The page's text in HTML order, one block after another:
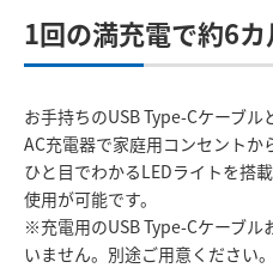
1回の満充電で約6
お手持ちのUSB Type-Cケーブ
AC充電器で家庭用コンセント
ひと目でわかるLEDライトを搭
使用が可能です。
※充電用のUSB Type-Cケーブル
いません。別途ご用意ください。